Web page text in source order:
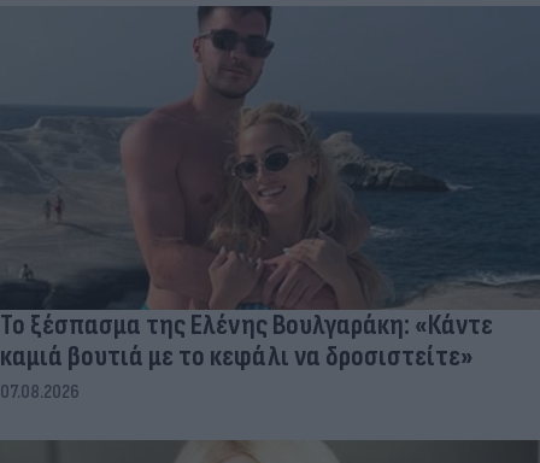
Το ξέσπασμα της Ελένης Βουλγαράκη: «Κάντε
καμιά βουτιά με το κεφάλι να δροσιστείτε»
07.08.2026